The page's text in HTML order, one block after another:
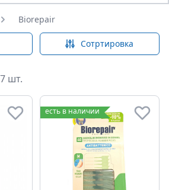
Biorepair
Сотртировка
шт.
есть в наличии